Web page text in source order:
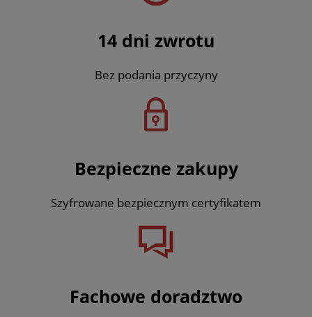
14 dni zwrotu
Bez podania przyczyny
Bezpieczne zakupy
Szyfrowane bezpiecznym certyfikatem
Fachowe doradztwo